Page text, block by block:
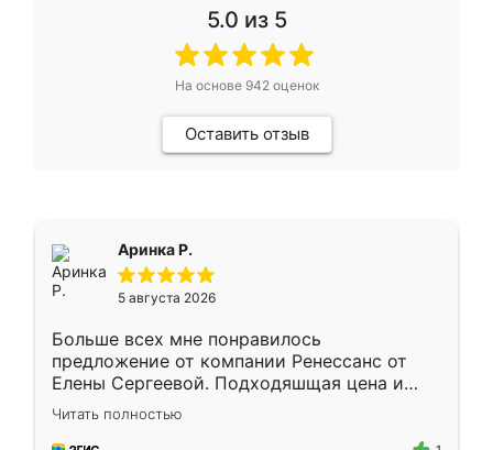
5.0 из 5
На основе 942оценок
Оставить отзыв
Аринка Р.
5 августа 2026
Больше всех мне понравилось
предложение от компании Ренессанс от
Елены Сергеевой. Подходяшщая цена и
короткие сроки изготовления. Приехавший
для замера сотрудник Владислав
Читать полностью